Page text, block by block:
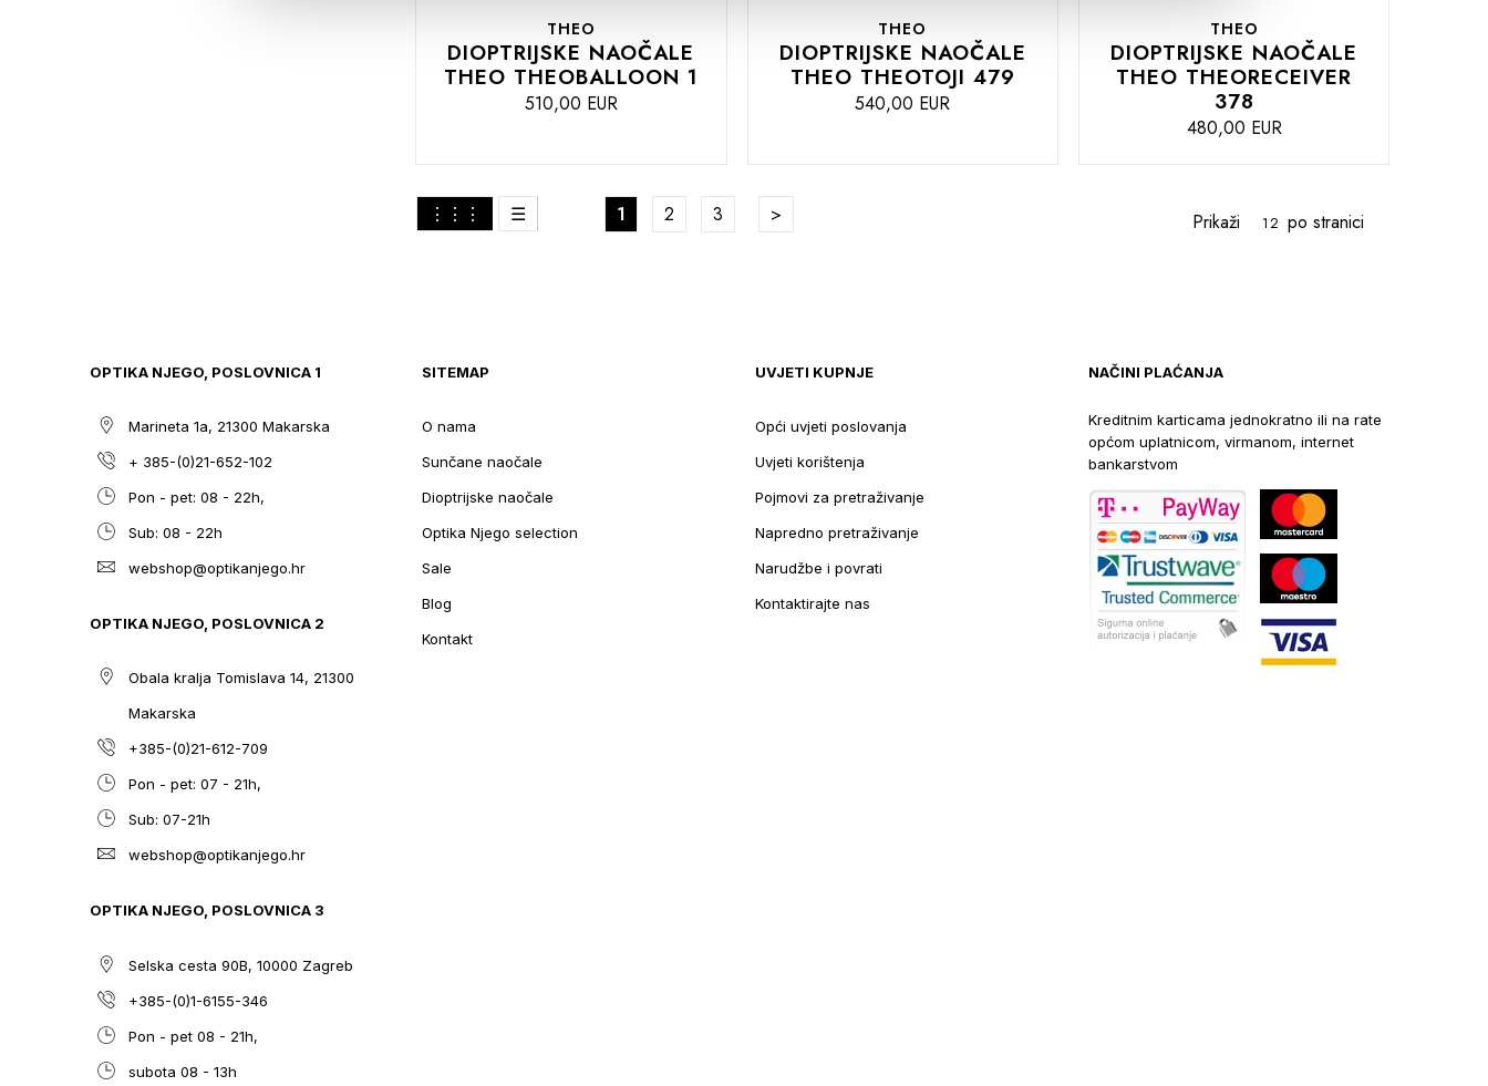
THEO
DIOPTRIJSKE NAOČALE
THEO THEOBALLOON 1
510,00 EUR
DODAJTE
KOŠARICU
THEO
DIOPTRIJSKE NAOČALE
THEO THEOTOJI 479
540,00 EUR
DODAJTE
KOŠARICU
THEO
DIOPTRIJSKE NAOČALE
THEO THEORECEIVER
378
480,00 EUR
Pogledajte
kao
Mreža StranicaTrenutno pregledavate stranicu
1 Stranica
2 Stranica
3 Prikaži po stranici
OPTIKA NJEGO, POSLOVNICA 1
Marineta 1a, 21300 Makarska
+ 385-(0)21-652-102
Pon - pet: 08 - 22h,
Sub: 08 - 22h
webshop@optikanjego.hr
OPTIKA NJEGO, POSLOVNICA 2
Obala kralja Tomislava 14, 21300
Makarska
+385-(0)21-612-709
Pon - pet: 07 - 21h,
Sub: 07-21h
webshop@optikanjego.hr
OPTIKA NJEGO, POSLOVNICA 3
Selska cesta 90B, 10000 Zagreb
+385-(0)1-6155-346
Pon - pet 08 - 21h,
subota 08 - 13h
SITEMAP
O nama
Sunčane naočale
Dioptrijske naočale
Optika Njego selection
Sale
Blog
Kontakt
UVJETI KUPNJE
Opći uvjeti poslovanja
Uvjeti korištenja
Pojmovi za pretraživanje
Napredno pretraživanje
Narudžbe i povrati
Kontaktirajte nas
NAČINI PLAĆANJA
Kreditnim karticama jednokratno ili na rate
općom uplatnicom, virmanom, internet
bankarstvom